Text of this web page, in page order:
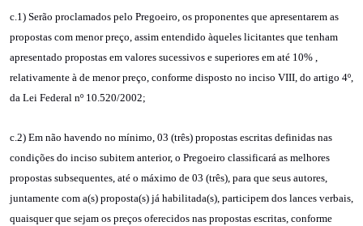
c.1) Serão proclamados pelo Pregoeiro, os proponentes que apresentarem as
propostas com menor preço, assim entendido àqueles licitantes que tenham
apresentado propostas em valores sucessivos e superiores em até 10% ,
relativamente à de menor preço, conforme disposto no inciso VIII, do artigo 4º,
da Lei Federal nº 10.520/2002;
c.2) Em não havendo no mínimo, 03 (três) propostas escritas definidas nas
condições do inciso subitem anterior, o Pregoeiro classificará as melhores
propostas subsequentes, até o máximo de 03 (três), para que seus autores,
juntamente com a(s) proposta(s) já habilitada(s), participem dos lances verbais,
quaisquer que sejam os preços oferecidos nas propostas escritas, conforme